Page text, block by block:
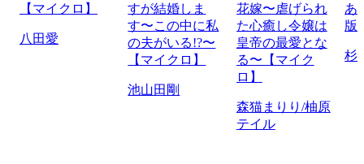
【マイクロ】
八田愛
すが結婚しま
す〜この中に私
の夫がいる!?〜
【マイクロ】
池山田剛
花嫁〜虐げられ
た心癒し令嬢は
皇帝の最愛とな
る〜【マイク
ロ】
森猫まりり/柚原
テイル
あ
版
杉